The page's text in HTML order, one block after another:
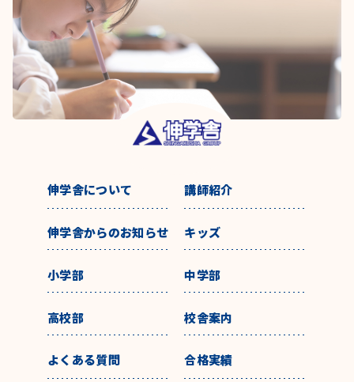
伸学舎について 講師紹介
伸学舎からのお知らせ キッズ
小学部 中学部
高校部 校舎案内
よくある質問 合格実績